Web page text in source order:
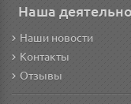
Наша
Наши новости
Контакты
Отзывы